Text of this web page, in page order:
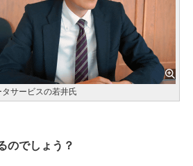
タサービスの若井氏
のでしょう？